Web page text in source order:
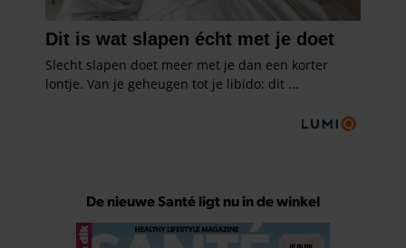
De nieuwe Santé ligt nu in de winkel